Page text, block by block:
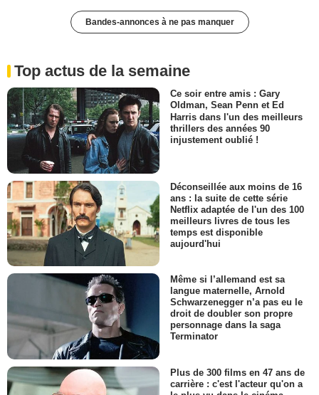
Bandes-annonces à ne pas manquer
Top actus de la semaine
Ce soir entre amis : Gary
Oldman, Sean Penn et Ed
Harris dans l'un des meilleurs
thrillers des années 90
injustement oublié !
Déconseillée aux moins de 16
ans : la suite de cette série
Netflix adaptée de l'un des 100
meilleurs livres de tous les
temps est disponible
aujourd'hui
Même si l’allemand est sa
langue maternelle, Arnold
Schwarzenegger n’a pas eu le
droit de doubler son propre
personnage dans la saga
Terminator
Plus de 300 films en 47 ans de
carrière : c'est l'acteur qu'on a